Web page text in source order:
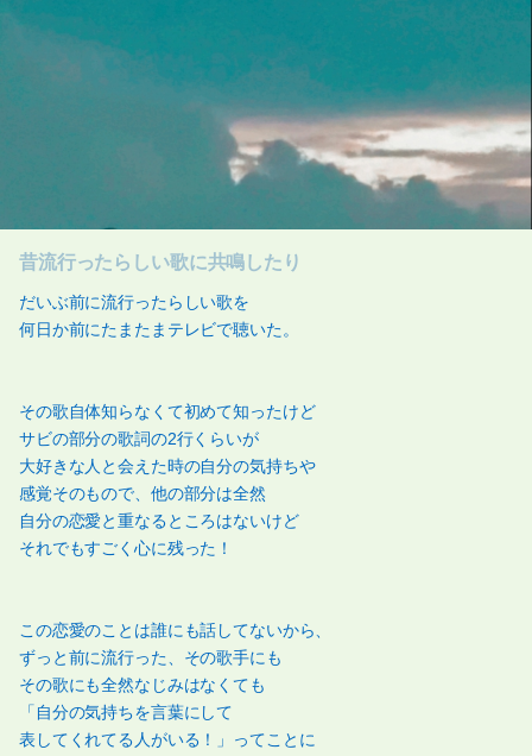
昔流行ったらしい歌に共鳴したり
だいぶ前に流行ったらしい歌を
何日か前にたまたまテレビで聴いた。
その歌自体知らなくて初めて知ったけど
サビの部分の歌詞の2行くらいが
大好きな人と会えた時の自分の気持ちや
感覚そのもので、他の部分は全然
自分の恋愛と重なるところはないけど
それでもすごく心に残った！
この恋愛のことは誰にも話してないから、
ずっと前に流行った、その歌手にも
その歌にも全然なじみはなくても
「自分の気持ちを言葉にして
表してくれてる人がいる！」ってことに